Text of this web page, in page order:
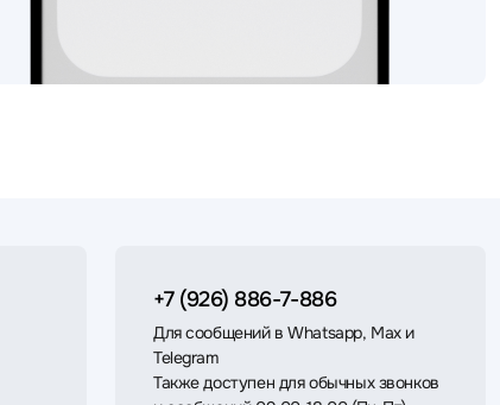
+7 (926) 886-7-886
Для сообщений в Whatsapp, Max и
Telegram
Также доступен для обычных звонков